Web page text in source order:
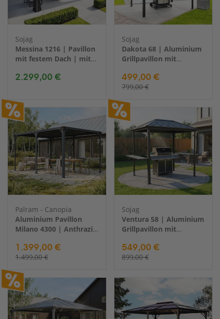
Sojag
Messina 1216 | Pavillon
mit festem Dach | mit
2.299,00 €
Sojag
Dakota 68 | Aluminium
Grillpavillon mit
499,00 €
799,00 €
Palram - Canopia
Aluminium Pavillon
Milano 4300 | Anthrazit
1.399,00 €
1.499,00 €
Sojag
Ventura 58 | Aluminium
Grillpavillon mit
549,00 €
899,00 €